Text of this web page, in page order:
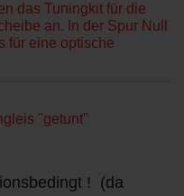
das Tuningkit für die
an. In der Spur Null
für eine optische
"getunt"
! (da